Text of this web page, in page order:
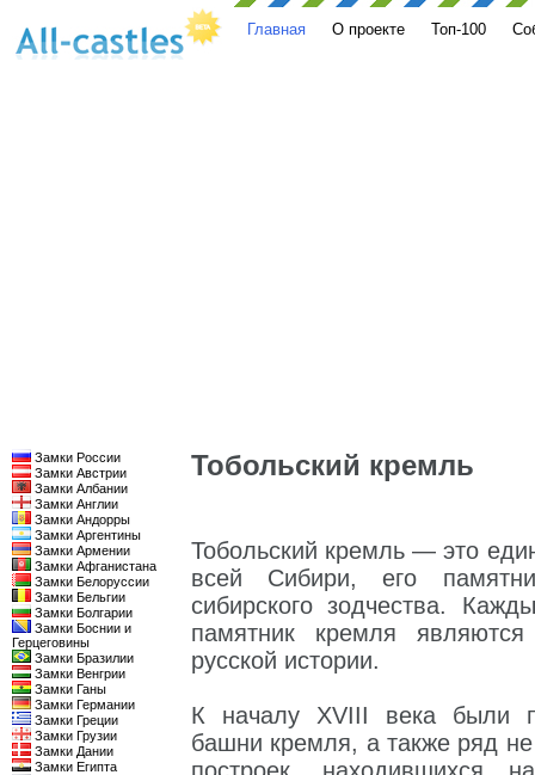
Главная О проекте Топ-100
Замки России
Замки Австрии
Замки Албании
Замки Англии
Замки Андорры
Замки Аргентины
Замки Армении
Замки Афганистана
Замки Белоруссии
Замки Бельгии
Замки Болгарии
Замки Боснии и
Герцеговины
Замки Бразилии
Замки Венгрии
Замки Ганы
Замки Германии
Замки Греции
Замки Грузии
Замки Дании
Замки Египта
Тобольский кремль
Тобольский кремль — это
всей Сибири, его
сибирского зодчества.
памятник кремля
русской истории.
К началу XVIII века были
башни кремля, а также ряд